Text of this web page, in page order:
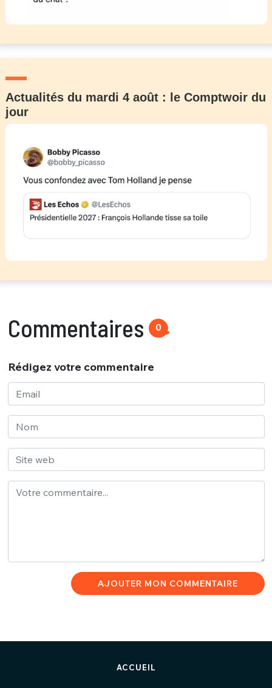
Actualités du mardi 4 août : le Comptwoir du
jour
Commentaires 0
Rédigez votre commentaire
AJOUTER MON COMMENTAIRE
ACCUEIL